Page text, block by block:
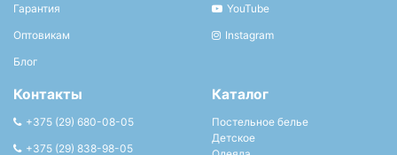
Гарантия
Оптовикам
Блог
YouTube
Instagram
Контакты
+375 (29) 680-08-05
+375 (29) 838-98-05
Каталог
Постельное белье
Детское